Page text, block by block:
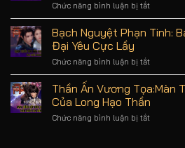
hàng
đầu
Và
Spoil
Chức năng bình luận bị tắt
Quốc
Sắc
Phương
Sự
Bạch Nguyệt Phạn Tinh:
Đại Yêu Cực Lầy
Chức năng bình luận bị tắt
Bạch
Nguyệt
Phạn
Thần Ấn Vương Tọa:Màn
Của Long Hạo Thần
Chức năng bình luận bị tắt